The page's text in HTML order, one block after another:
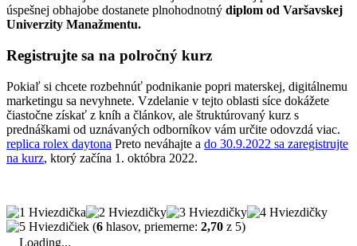
úspešnej obhajobe dostanete plnohodnotný diplom od Varšavskej
Univerzity Manažmentu.
Registrujte sa na polročný kurz
Pokiaľ si chcete rozbehnúť podnikanie popri materskej, digitálnemu
marketingu sa nevyhnete. Vzdelanie v tejto oblasti síce dokážete
čiastočne získať z kníh a článkov, ale štruktúrovaný kurz s
prednáškami od uznávaných odborníkov vám určite odovzdá viac.
replica rolex daytona Preto neváhajte a do 30.9.2022 sa zaregistrujte
na kurz, ktorý začína 1. októbra 2022.
(6 hlasov, priemerne: 2,70 z 5)
Loading...